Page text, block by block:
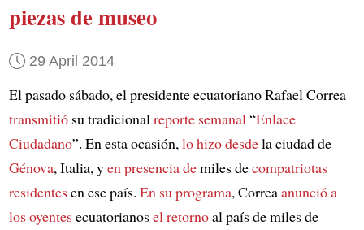
piezas de museo
29 April 2014
El pasado sábado, el presidente ecuatoriano Rafael Correa
transmitiósu tradicionalreporte semanal“Enlace
Ciudadano”. En esta ocasión,lo hizo desdela ciudad de
Génova, Italia, yen presencia demiles decompatriotas
residentesen ese país. En su programa, Correaanunció a
los oyentesecuatorianosel retornoal país de miles de